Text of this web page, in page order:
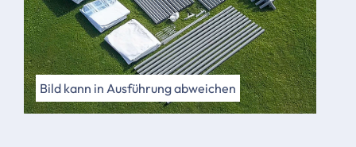
Bild kann in Ausführung abweichen